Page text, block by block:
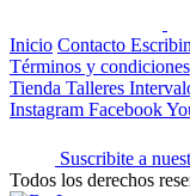
Inicio Contacto
Términos y condiciones
Tienda Talleres
Instagram Facebook
Suscribite a
Todos los derechos